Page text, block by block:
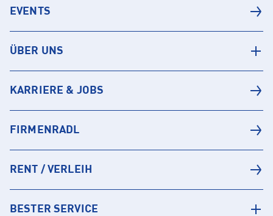
EVENTS
ÜBER UNS
KARRIERE & JOBS
FIRMENRADL
RENT / VERLEIH
BESTER SERVICE